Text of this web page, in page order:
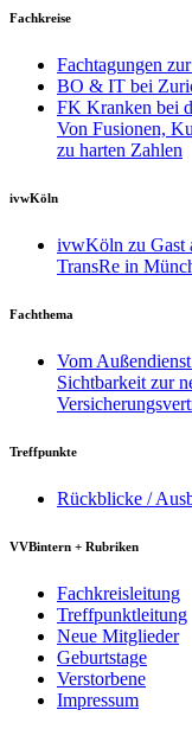
Fachkreise
Fachtagungen
BO & IT bei
FK Kranken bei
Von Fusionen,
zu harten Zahlen
ivwKöln
ivwKöln zu Gast
TransRe in
Fachthema
Vom
Sichtbarkeit zur
Treffpunkte
Rückblicke /
VVBintern + Rubriken
Fachkreisleitung
Treffpunktleitung
Neue Mitglieder
Geburtstage
Verstorbene
Impressum